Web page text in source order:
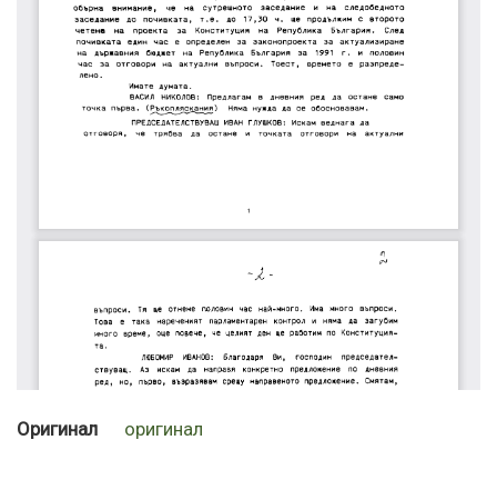
Оригинал оригинал